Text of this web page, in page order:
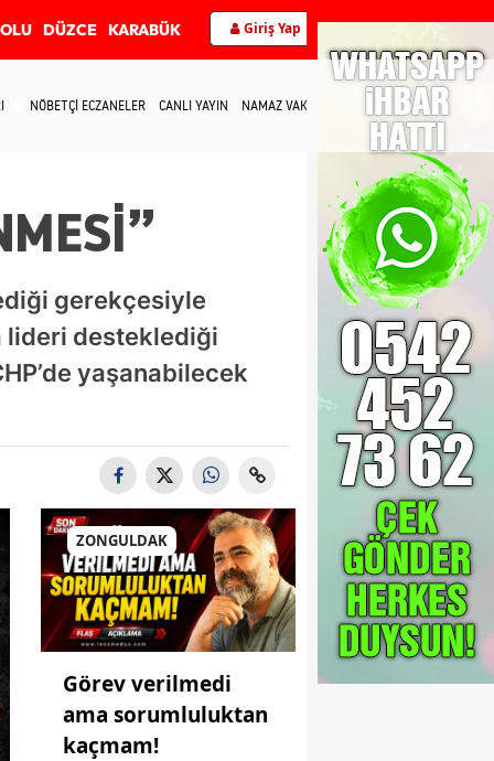
DÜZCE KARABÜK Giriş Yap
NÖBETÇİ ECZANELER CANLI YAYIN NAMAZ VAKİTLERİ İLETİŞİM
gerekçesiyle
lideri desteklediği
yaşanabilecek
ZONGULDAK
Görev verilmedi
ama sorumluluktan
kaçmam!